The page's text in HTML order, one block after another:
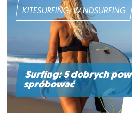
KITESURFING, WINDSURFING
Surfing: 5 dobrych
spróbować